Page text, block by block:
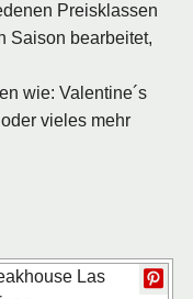
Preisklassen
Saison bearbeitet,
wie: Valentine´s
vieles mehr